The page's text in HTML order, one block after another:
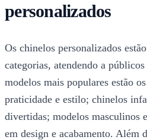
personalizados
Os chinelos personalizados
categorias, atendendo a
modelos mais populares estão
praticidade e estilo; chinelos
divertidas; modelos masculinos
em design e acabamento. Além